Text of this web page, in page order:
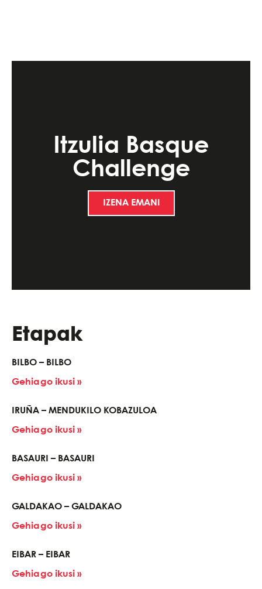
Itzulia Basque
Challenge
IZENA EMAN!
Etapak
BILBO – BILBO
Gehiago ikusi »
IRUÑA – MENDUKILO KOBAZULOA
Gehiago ikusi »
BASAURI – BASAURI
Gehiago ikusi »
GALDAKAO – GALDAKAO
Gehiago ikusi »
EIBAR – EIBAR
Gehiago ikusi »